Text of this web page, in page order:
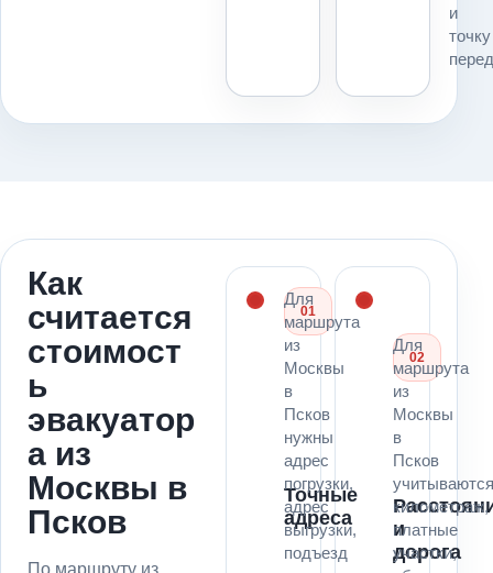
и
точку
Как
считается
стоимост
ь
эвакуатор
а из
Москвы в
Псков
По маршруту из
01
Точные
адреса
Для
маршрута
из
Москвы
в
Псков
нужны
адрес
погрузки,
адрес
выгрузки,
подъезд
02
и
дорога
Для
маршрута
из
Москвы
в
Псков
километраж,
платные
участки,